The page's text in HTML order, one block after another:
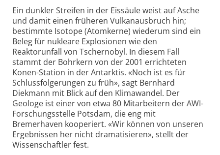
Ein dunkler Streifen in der Eissäule weist auf Asche
und damit einen früheren Vulkanausbruch hin;
bestimmte Isotope (Atomkerne) wiederum sind ein
Beleg für nukleare Explosionen wie den
Reaktorunfall von Tschernobyl. In diesem Fall
stammt der Bohrkern von der 2001 errichteten
Konen-Station in der Antarktis. «Noch ist es für
Schlussfolgerungen zu früh», sagt Bernhard
Diekmann mit Blick auf den Klimawandel. Der
Geologe ist einer von etwa 80 Mitarbeitern der AWI-
Forschungsstelle Potsdam, die eng mit
Bremerhaven kooperiert. «Wir können von unseren
Ergebnissen her nicht dramatisieren», stellt der
Wissenschaftler fest.